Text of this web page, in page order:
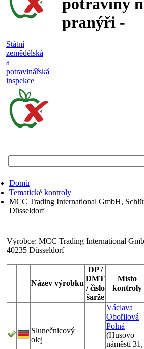
pranýři -
Státní
zemědělská
a
potravinářská
inspekce
inspekce
Domů
Tematické kontroly
MCC Trading International GmbH,
Düsseldorf
Výrobce: MCC Trading International
40235 Düsseldorf
Název výrobku
DP /
DMT
/ číslo
šarže
Místo
kontroly
Slunečnicový
olej
Václava
Obořilová
Polná
(Husovo
náměstí 31,